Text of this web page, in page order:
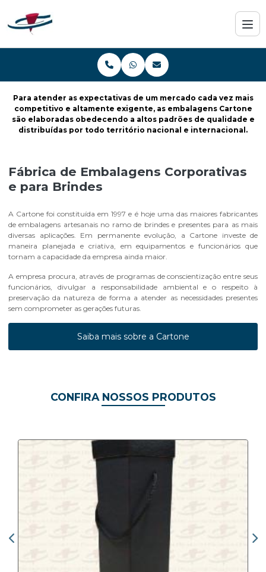
Fábrica de Embalagens Corporativas
e para Brindes
A Cartone foi constituída em 1997 e é hoje uma das maiores fabricantes
de embalagens artesanais no ramo de brindes e presentes para as mais
diversas aplicações. Em permanente evolução, a Cartone investe de
maneira planejada e criativa, em equipamentos e funcionários que
tornam a capacidade da empresa ainda maior.
A empresa procura, através de programas de conscientização entre seus
funcionários, divulgar a responsabilidade ambiental e o respeito à
preservação da natureza de forma a atender as necessidades presentes
sem comprometer as gerações futuras.
Saiba mais sobre a Cartone
Para atender as expectativas de um mercado cada vez mais
competitivo e altamente exigente, as embalagens Cartone
são elaboradas obedecendo a altos padrões de qualidade e
distribuídas por todo território nacional e internacional.
CONFIRA NOSSOS PRODUTOS